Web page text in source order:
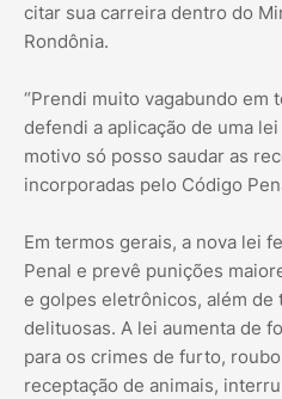
citar sua carreira dentro do
Rondônia.
“Prendi muito vagabundo em
defendi a aplicação de uma
motivo só posso saudar as
incorporadas pelo Código
Em termos gerais, a nova lei
Penal e prevê punições
e golpes eletrônicos, além de
delituosas. A lei aumenta de
para os crimes de furto,
receptação de animais,